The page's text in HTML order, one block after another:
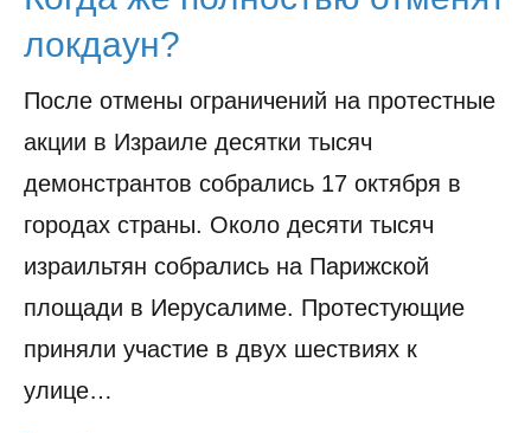
локдаун?
После отмены ограничений на протестные
акции в Израиле десятки тысяч
демонстрантов собрались 17 октября в
городах страны. Около десяти тысяч
израильтян собрались на Парижской
площади в Иерусалиме. Протестующие
приняли участие в двух шествиях к
улице…